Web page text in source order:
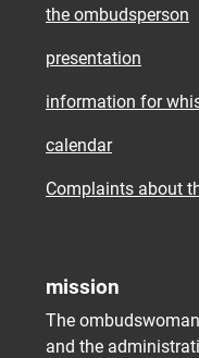
the ombudsperson
presentation
information for
calendar
Complaints about
mission
The
and the